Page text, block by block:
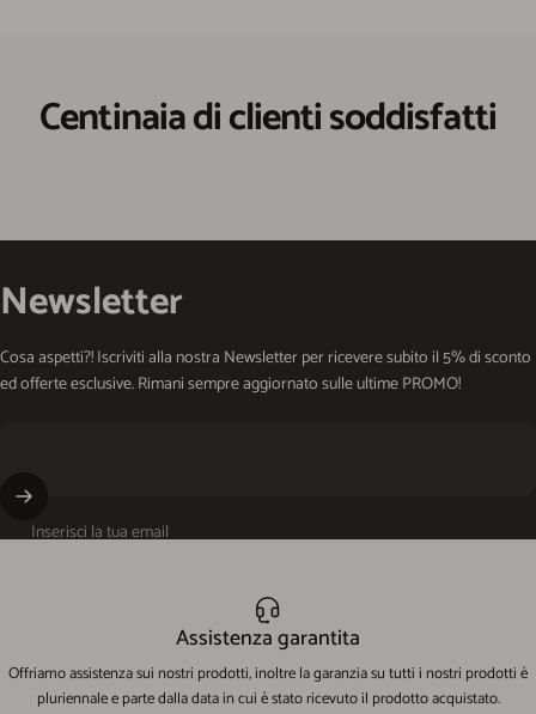
Centinaia di clienti soddisfatti
Newsletter
Cosa aspetti?! Iscriviti alla nostra Newsletter per ricevere subito il 5% di sconto
ed offerte esclusive. Rimani sempre aggiornato sulle ultime PROMO!
Inserisci la tua email
Assistenza garantita
Offriamo assistenza sui nostri prodotti, inoltre la garanzia su tutti i nostri prodotti è
pluriennale e parte dalla data in cui è stato ricevuto il prodotto acquistato.